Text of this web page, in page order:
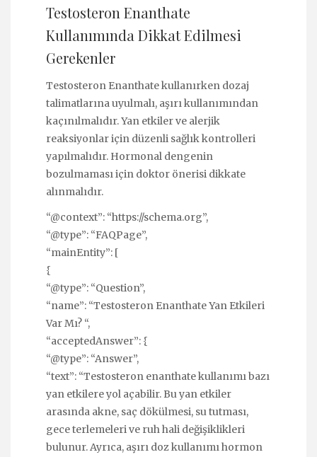
Testosteron Enanthate
Kullanımında Dikkat Edilmesi
Gerekenler
Testosteron Enanthate kullanırken dozaj
talimatlarına uyulmalı, aşırı kullanımından
kaçınılmalıdır. Yan etkiler ve alerjik
reaksiyonlar için düzenli sağlık kontrolleri
yapılmalıdır. Hormonal dengenin
bozulmaması için doktor önerisi dikkate
alınmalıdır.
“@context”: “https://schema.org”,
“@type”: “FAQPage”,
“mainEntity”: [
{
“@type”: “Question”,
“name”: “Testosteron Enanthate Yan Etkileri
Var Mı? “,
“acceptedAnswer”: {
“@type”: “Answer”,
“text”: “Testosteron enanthate kullanımı bazı
yan etkilere yol açabilir. Bu yan etkiler
arasında akne, saç dökülmesi, su tutması,
gece terlemeleri ve ruh hali değişiklikleri
bulunur. Ayrıca, aşırı doz kullanımı hormon